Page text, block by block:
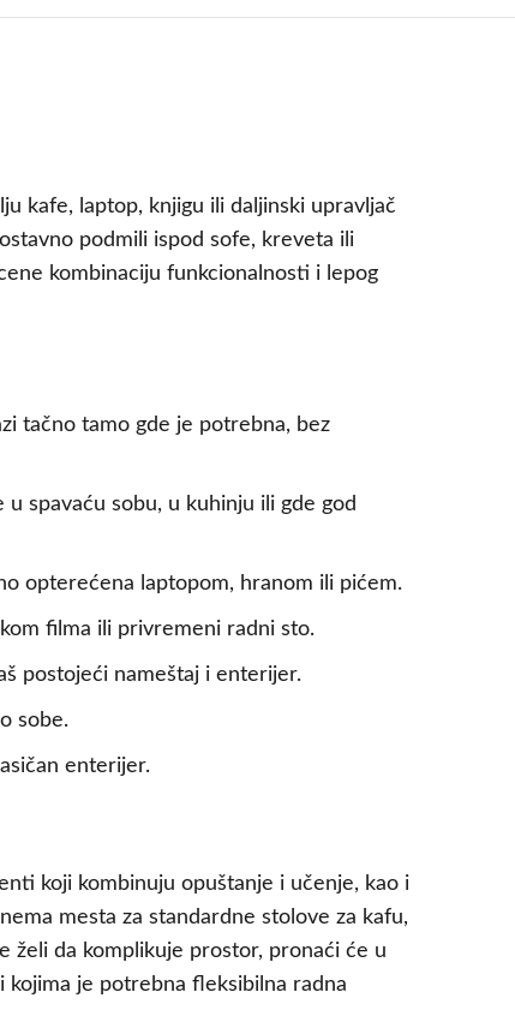
kafe, laptop, knjigu ili daljinski upravljač
podmili ispod sofe, kreveta ili
kombinaciju funkcionalnosti i lepog
tačno tamo gde je potrebna, bez
spavaću sobu, u kuhinju ili gde god
opterećena laptopom, hranom ili pićem.
filma ili privremeni radni sto.
postojeći nameštaj i enterijer.
sobe.
enterijer.
koji kombinuju opuštanje i učenje, kao i
mesta za standardne stolove za kafu,
želi da komplikuje prostor, pronaći će u
kojima je potrebna fleksibilna radna